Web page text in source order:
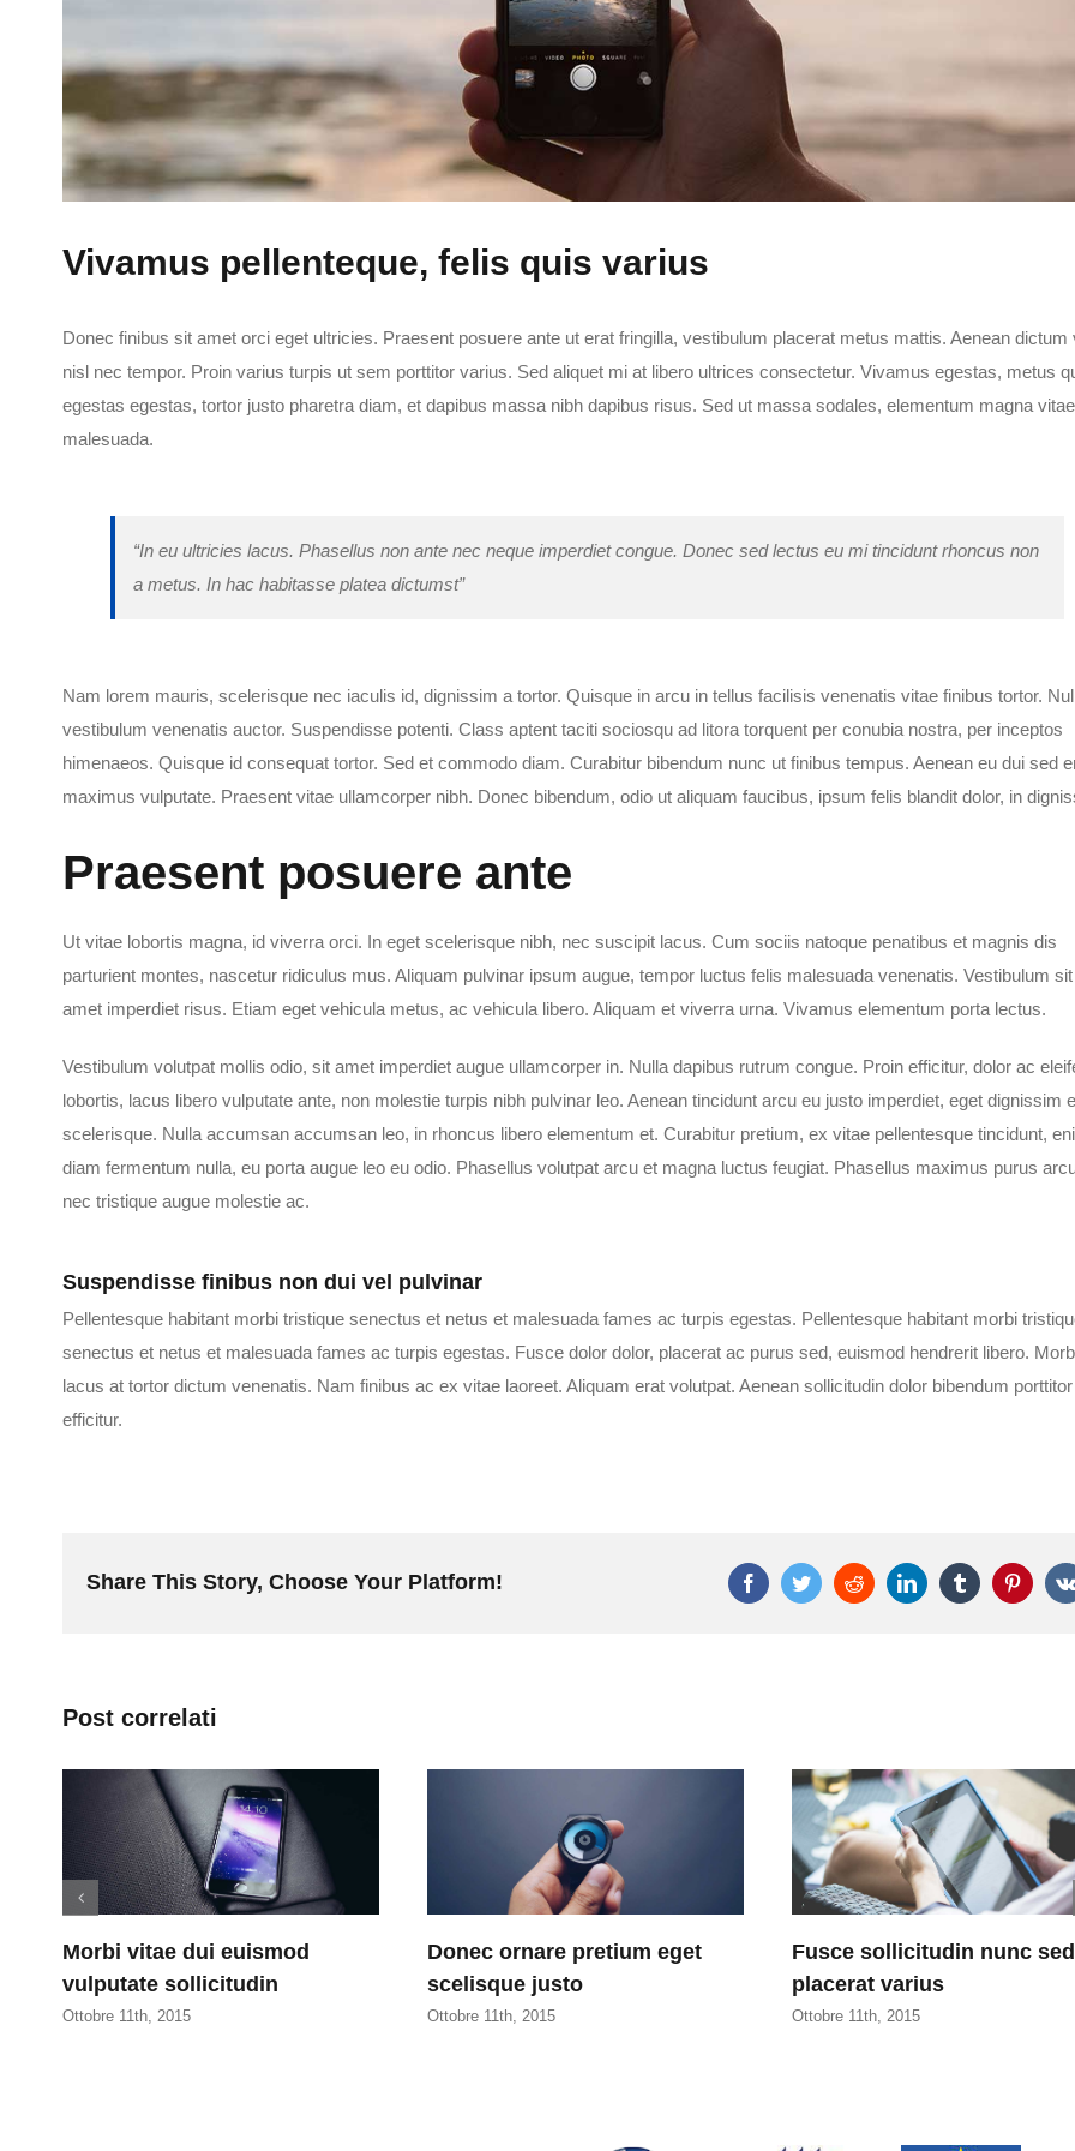
Vivamus pellenteque, felis quis varius
Donec finibus sit amet orci eget ultricies. Praesent posuere ante ut erat fringilla, vestibulum placerat metus mattis. Aenean dictum
nisl nec tempor. Proin varius turpis ut sem porttitor varius. Sed aliquet mi at libero ultrices consectetur. Vivamus egestas, metus
egestas egestas, tortor justo pharetra diam, et dapibus massa nibh dapibus risus. Sed ut massa sodales, elementum magna
malesuada.
“In eu ultricies lacus. Phasellus non ante nec neque imperdiet congue. Donec sed lectus eu mi tincidunt rhoncus non
a metus. In hac habitasse platea dictumst”
Nam lorem mauris, scelerisque nec iaculis id, dignissim a tortor. Quisque in arcu in tellus facilisis venenatis vitae finibus tortor.
vestibulum venenatis auctor. Suspendisse potenti. Class aptent taciti sociosqu ad litora torquent per conubia nostra, per inceptos
himenaeos. Quisque id consequat tortor. Sed et commodo diam. Curabitur bibendum nunc ut finibus tempus. Aenean eu dui sed
maximus vulputate. Praesent vitae ullamcorper nibh. Donec bibendum, odio ut aliquam faucibus, ipsum felis blandit dolor, in
Praesent posuere ante
Ut vitae lobortis magna, id viverra orci. In eget scelerisque nibh, nec suscipit lacus. Cum sociis natoque penatibus et magnis dis
parturient montes, nascetur ridiculus mus. Aliquam pulvinar ipsum augue, tempor luctus felis malesuada venenatis. Vestibulum sit
amet imperdiet risus. Etiam eget vehicula metus, ac vehicula libero. Aliquam et viverra urna. Vivamus elementum porta lectus.
Vestibulum volutpat mollis odio, sit amet imperdiet augue ullamcorper in. Nulla dapibus rutrum congue. Proin efficitur, dolor ac
lobortis, lacus libero vulputate ante, non molestie turpis nibh pulvinar leo. Aenean tincidunt arcu eu justo imperdiet, eget dignissim
scelerisque. Nulla accumsan accumsan leo, in rhoncus libero elementum et. Curabitur pretium, ex vitae pellentesque tincidunt,
diam fermentum nulla, eu porta augue leo eu odio. Phasellus volutpat arcu et magna luctus feugiat. Phasellus maximus purus
nec tristique augue molestie ac.
Suspendisse finibus non dui vel pulvinar
Pellentesque habitant morbi tristique senectus et netus et malesuada fames ac turpis egestas. Pellentesque habitant morbi
senectus et netus et malesuada fames ac turpis egestas. Fusce dolor dolor, placerat ac purus sed, euismod hendrerit libero.
lacus at tortor dictum venenatis. Nam finibus ac ex vitae laoreet. Aliquam erat volutpat. Aenean sollicitudin dolor bibendum porttitor
efficitur.
Share This Story, Choose Your Platform! FacebookTwitterRedditLinkedInTumblr
Post correlati
Morbi vitae dui euismod
vulputate sollicitudin
Ottobre 11th, 2015
Donec ornare pretium eget
scelisque justo
Ottobre 11th, 2015
Fusce sollicitudin nunc sed
placerat varius
Ottobre 11th, 2015